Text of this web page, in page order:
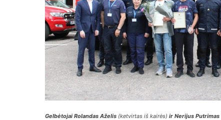
Gelbėtojai Rolandas Aželis (ketvirtas iš kairės) ir Nerijus Putrimas